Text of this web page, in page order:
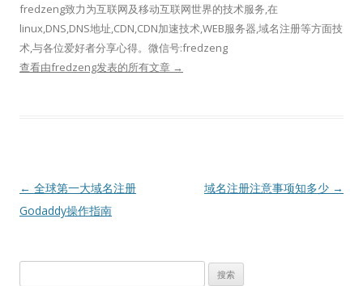
fredzeng致力为互联网及移动互联网世界的技术服务,在
linux,DNS,DNS地址,CDN,CDN加速技术,WEB服务器,域名注册等方面技
术,与各位爱好者分享心得。微信号:fredzeng
查看由fredzeng发表的所有文章 →
文
章
← 全球第一大域名注册
Godaddy操作指南
域名注册注意事项知多少 →